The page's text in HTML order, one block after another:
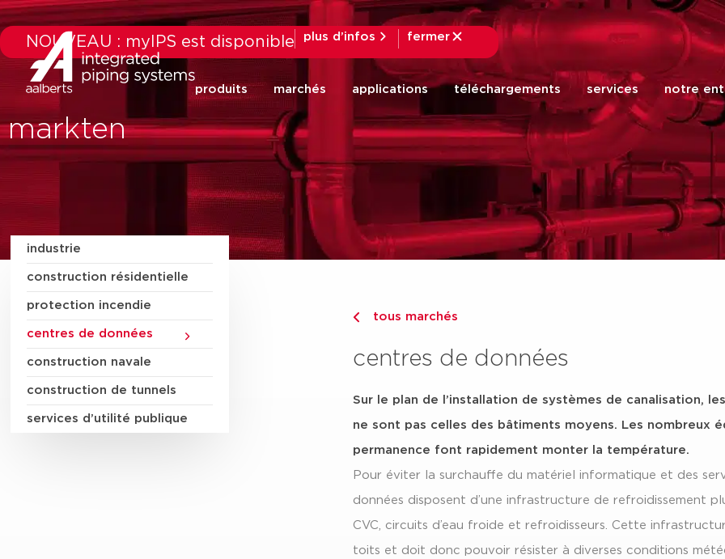
NOUVEAU : myIPS est disponible plus d’infos
fermer
produits marchés applications téléchargements services notre
markten
industrie
construction résidentielle
protection incendie
centres de données
construction navale
construction de tunnels
services d’utilité publique
tous marchés
centres de données
Sur le plan de l’installation de systèmes de canalisation,
ne sont pas celles des bâtiments moyens. Les nombreux
permanence font rapidement monter la température.
Pour éviter la surchauffe du matériel informatique et des
données disposent d’une infrastructure de refroidissement
CVC, circuits d’eau froide et refroidisseurs. Cette
toits et doit donc pouvoir résister à diverses conditions